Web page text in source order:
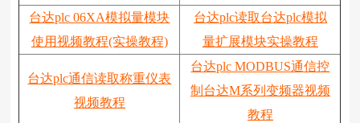
台达plc 06XA模拟量模块
使用视频教程(实操教程)
台达plc读取台达plc模拟
量扩展模块实操教程
台达plc通信读取称重仪表
视频教程
台达plc MODBUS通信控
制台达M系列变频器视频
教程